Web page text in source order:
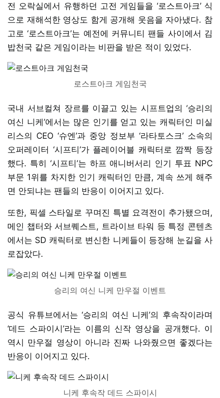
전 오락실에서 유행하던 고전 게임들을 ‘로스트아크’ 식
으로 재해석한 영상도 함게 공개해 웃음을 자아냈다. 참
고로 ‘로스트아크’는 예전에 커뮤니티 팬들 사이에서 김
밥천국 같은 게임이라는 비판을 받은 적이 있었다.
로스트아크 게임천국
국내 서브컬쳐 장르를 이끌고 있는 시프트업의 ‘승리의
여신 니케’에서는 많은 인기를 얻고 있는 캐릭터인 미실
리스의 CEO ‘슈엔’과 중앙 정보부 ‘라타토스크’ 소속의
오퍼레이터 ‘시프티’가 플레이어블 캐릭터로 깜짝 등장
했다. 특히 ‘시프티’는 하프 애니버서리 인기 투표 NPC
부문 1위를 차지한 인기 캐릭터인 만큼, 계속 쓰게 해주
면 안되냐는 팬들의 반응이 이어지고 있다.
또한, 픽셀 스타일로 꾸며진 특별 요격전이 추가됐으며,
메인 챕터와 서브퀘스트, 트라이브 타워 등 특정 콘텐츠
에서는 SD 캐릭터로 변신한 니케들이 등장해 눈길을 사
로잡았다.
승리의 여신 니케 만우절 이벤트
공식 유튜브에서는 ‘승리의 여신 니케’의 후속작이라며
‘데드 스파이시’라는 이름의 신작 영상을 공개했다. 이
역시 만우절 영상이 아니라 진짜 나와줬으면 좋겠다는
반응이 이어지고 있다.
니케 후속작 데드 스파이시